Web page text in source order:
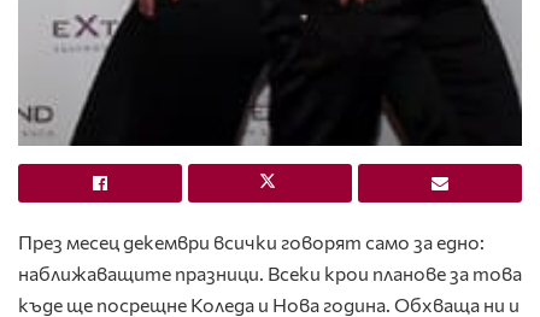
През месец декември всички говорят само за едно:
наближаващите празници. Всеки крои планове за това
къде ще посрещне Коледа и Нова година. Обхваща ни и